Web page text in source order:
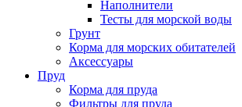
Наполнители
Тесты для морской воды
Грунт
Корма для морских обитателей
Аксессуары
Пруд
Корма для пруда
Фильтры для пруда